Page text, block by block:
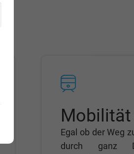
Mobilität
Egal ob der Weg
durch ganz